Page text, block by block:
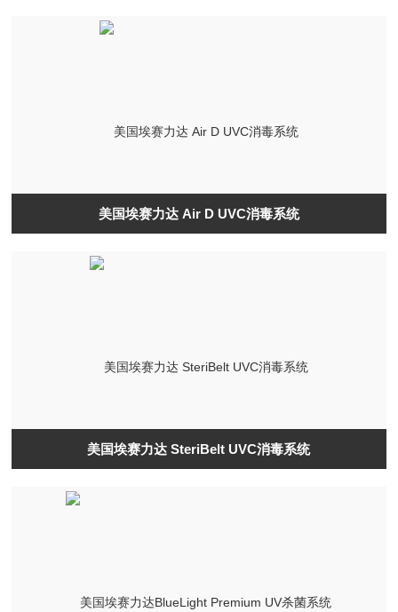
美国埃赛力达 Air D UVC消毒系统
美国埃赛力达 SteriBelt UVC消毒系统